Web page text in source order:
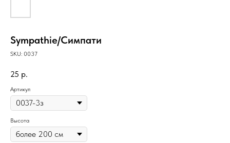
Sympathie/Симпати
SKU: 0037
25 р.
Артикул
Высота